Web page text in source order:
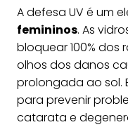
A defesa UV é um
femininos. As
bloquear 100% dos
olhos dos danos
prolongada ao sol.
para prevenir
catarata e